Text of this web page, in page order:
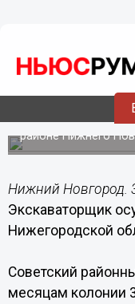
31.03.201608:45
сварщика в
Трагическое
районе Нижнего
Нижний Новгород.
Экскаваторщик
Нижегородской
Советский
месяцам колонии